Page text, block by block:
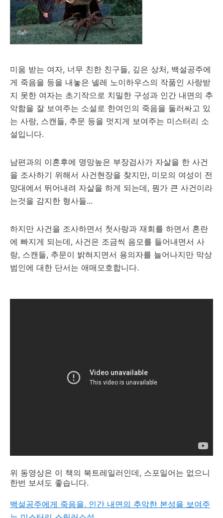
미움 받는 여자, 너무 친한 친구들, 깊은 상처, 백설공주에
게 죽음을 등을 내놓은 넬레 노이하우스의 작품인 사랑받
지 못한 여자는 초기작으로 치밀한 구성과 인간 내면의 추
악함을 잘 보여주는 소설로 한여인의 죽음을 둘러싸고 있
는 사랑, 스캔들, 추문 등을 멋지게 보여주는 미스터리 소
설입니다.
남편과의 이혼후에 명망높은 부장검사가 자살을 한 사건
을 조사하기 위해서 사건현장을 찾지만, 미모의 여성이 전
망대에서 뛰어내려 자살을 하게 되는데, 뭔가 큰 사건이라
는것을 감지한 형사들...
하지만 사건을 조사하면서 첫사랑과 재회를 하면서 혼란
에 빠지게 되는데, 사건은 조금씩 음모를 들어내면서 사
랑, 스캔들, 추문이 밝혀지면서 용의자를 늘어나지만 막상
범인에 대한 단서는 애매모호합니다.
위 동영상은 이 책의 북트레일러인데, 스포일어는 없으니
한번 보셔도 좋습니다.
백설공주에게 죽음을, 인간 내면의 추악한 본성을 보여주